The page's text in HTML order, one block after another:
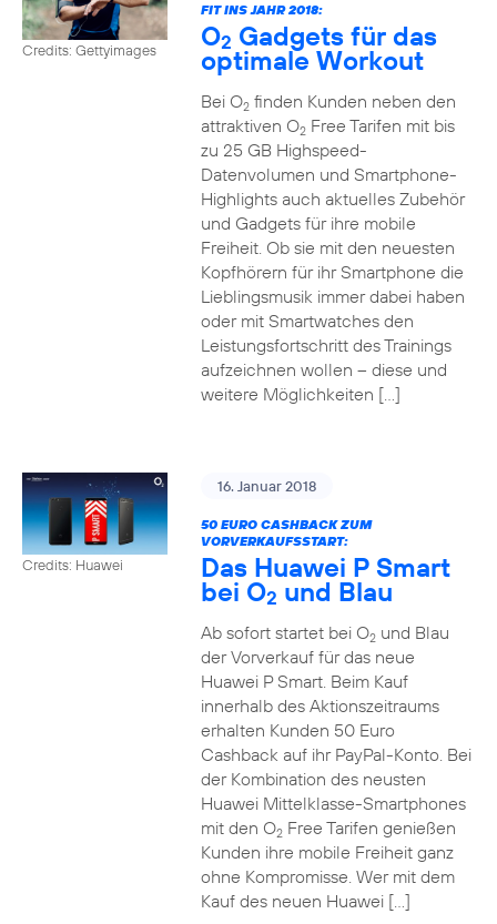
Credits: Gettyimages
FIT INS JAHR 2018:
O2 Gadgets für das
optimale Workout
Bei O2finden Kunden neben den
attraktiven O2Free Tarifen mit bis
zu 25 GB Highspeed-
Datenvolumen und Smartphone-
Highlights auch aktuelles Zubehör
und Gadgets für ihre mobile
Freiheit. Ob sie mit den neuesten
Kopfhörern für ihr Smartphone die
Lieblingsmusik immer dabei haben
oder mit Smartwatches den
Leistungsfortschritt des Trainings
aufzeichnen wollen – diese und
weitere Möglichkeiten […]
Credits: Huawei
16. Januar 2018
50 EURO CASHBACK ZUM
VORVERKAUFSSTART:
Das Huawei P Smart
bei O2 und Blau
Ab sofort startet bei O2und Blau
der Vorverkauf für das neue
Huawei P Smart. Beim Kauf
innerhalb des Aktionszeitraums
erhalten Kunden 50 Euro
Cashback auf ihr PayPal-Konto. Bei
der Kombination des neusten
Huawei Mittelklasse-Smartphones
mit den O2Free Tarifen genießen
Kunden ihre mobile Freiheit ganz
ohne Kompromisse. Wer mit dem
Kauf des neuen Huawei […]